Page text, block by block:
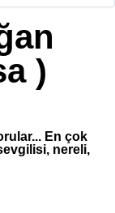
)
En çok
nereli,